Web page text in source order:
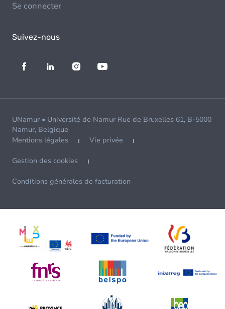
Se connecter
Suivez-nous
UNamur • Université de Namur Rue de Bruxelles 61, B-5000
Namur, Belgique
Mentions légales
Vie privée
Gestion des cookies
Conditions générales de facturation